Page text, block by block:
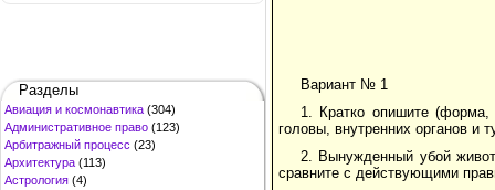
Разделы
Авиация и космонавтика (304)
Административное право (123)
Арбитражный процесс (23)
Архитектура (113)
Астрология (4)
Вариант № 1
1. Кратко опишите (форма,
головы, внутренних органов и
2. Вынужденный убой
сравните с действующими